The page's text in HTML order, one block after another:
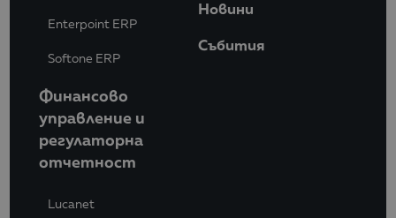
Enterpoint ERP
Softone ERP
Финансово
управление и
регулаторна
отчетност
Lucanet
Новини
Събития